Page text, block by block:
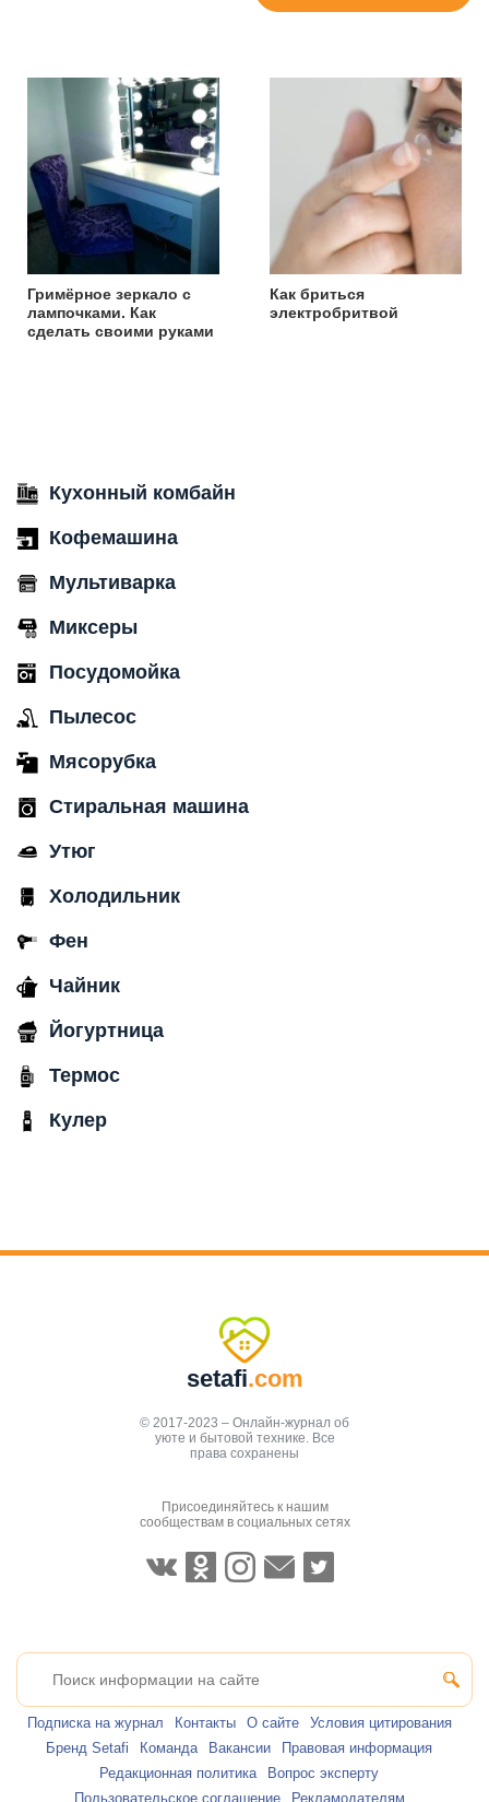
Гримёрное зеркало с
лампочками. Как
сделать своими руками
Как бриться
электробритвой
Кухонный комбайн
Кофемашина
Мультиварка
Миксеры
Посудомойка
Пылесос
Мясорубка
Стиральная машина
Утюг
Холодильник
Фен
Чайник
Йогуртница
Термос
Кулер
setafi.com
© 2017-2023 – Онлайн-журнал об
уюте и бытовой технике. Все
права сохранены
Присоединяйтесь к нашим
сообществам в социальных сетях
Подписка на журнал Контакты О сайте
Условия цитирования
Бренд Setafi
Команда Вакансии
Правовая информация
Редакционная политика
Вопрос эксперту
Пользовательское соглашение
Рекламодателям